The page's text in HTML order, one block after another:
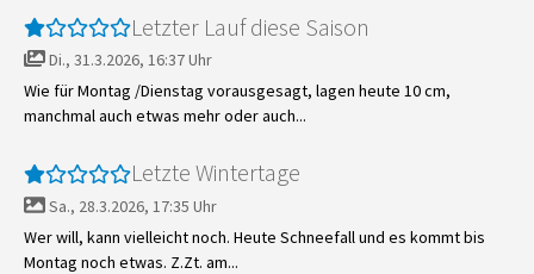
Letzter Lauf diese Saison
Di., 31.3.2026, 16:37 Uhr
Wie für Montag /Dienstag vorausgesagt, lagen heute 10 cm,
manchmal auch etwas mehr oder auch...
Letzte Wintertage
Sa., 28.3.2026, 17:35 Uhr
Wer will, kann vielleicht noch. Heute Schneefall und es kommt bis
Montag noch etwas. Z.Zt. am...